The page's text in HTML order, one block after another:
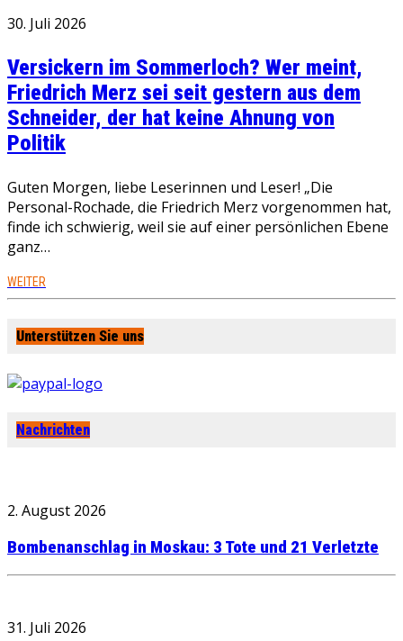
30. Juli 2026
Versickern im Sommerloch? Wer meint,
Friedrich Merz sei seit gestern aus dem
Schneider, der hat keine Ahnung von
Politik
Guten Morgen, liebe Leserinnen und Leser! „Die
Personal-Rochade, die Friedrich Merz vorgenommen hat,
finde ich schwierig, weil sie auf einer persönlichen Ebene
ganz…
WEITER
Unterstützen Sie uns
Nachrichten
2. August 2026
Bombenanschlag in Moskau: 3 Tote und 21 Verletzte
31. Juli 2026